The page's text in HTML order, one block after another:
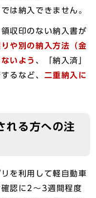
は納入できません。
収印のない納入書が
や別の納入方法（金
いよう 、「納入済」
るなど、 二重納入に
れる方への注
を利用して軽自動車
認に2～3週間程度